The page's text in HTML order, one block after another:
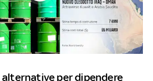
alternative per dipendere